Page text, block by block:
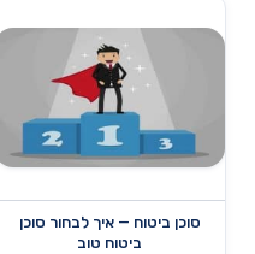
סוכן ביטוח — איך לבחור סוכן
ביטוח טוב